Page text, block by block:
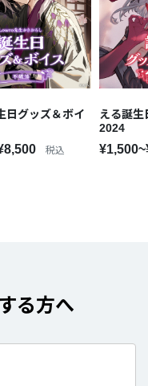
日グッズ＆ボイ
税込
える誕生
2024
る方へ